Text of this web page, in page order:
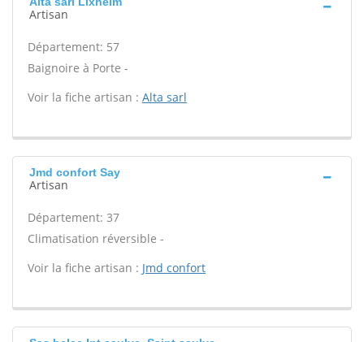
Artisan
Département: 57
Baignoire à Porte -
Voir la fiche artisan : Alta sarl
Jmd confort Say
Artisan
Département: 37
Climatisation réversible -
Voir la fiche artisan : Jmd confort